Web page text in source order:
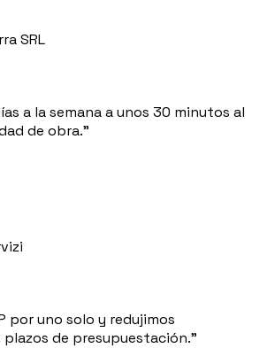
SRL
a la semana a unos 30 minutos al
de obra.”
por uno solo y redujimos
de presupuestación.”